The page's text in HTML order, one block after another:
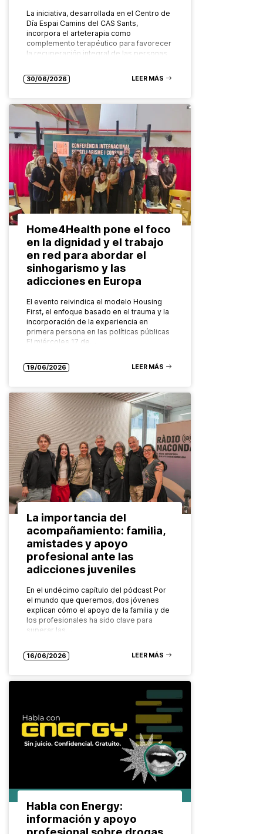
La iniciativa, desarrollada en el Centro de
Día Espai Camins del CAS Sants,
incorpora el arteterapia como
complemento terapéutico para favorecer
la recuperación integral de las personas
30/06/2026 LEER MÁS
Home4Health pone el foco
en la dignidad y el trabajo
en red para abordar el
sinhogarismo y las
adicciones en Europa
El evento reivindica el modelo Housing
First, el enfoque basado en el trauma y la
incorporación de la experiencia en
primera persona en las políticas públicas
El miércoles 17 de…
19/06/2026 LEER MÁS
La importancia del
acompañamiento: familia,
amistades y apoyo
profesional ante las
adicciones juveniles
En el undécimo capítulo del pódcast Por
el mundo que queremos, dos jóvenes
explican cómo el apoyo de la familia y de
los profesionales ha sido clave para
superar las…
16/06/2026 LEER MÁS
Habla con Energy:
información y apoyo